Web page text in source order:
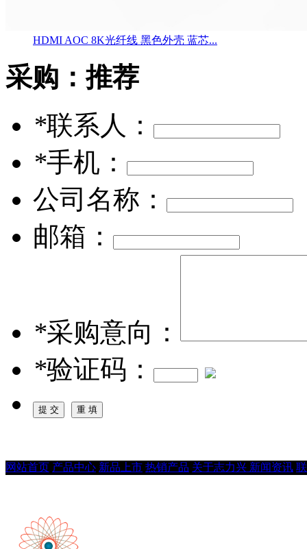
HDMI AOC 8K光纤线 黑色外壳 蓝芯...
采购：推荐
*联系人：
*手机：
公司名称：
邮箱：
*采购意向：
*验证码：
网站首页 产品中心 新品上市 热销产品 关于志力兴 新闻资讯